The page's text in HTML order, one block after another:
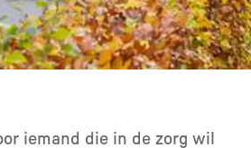
iemand die in de zorg wil